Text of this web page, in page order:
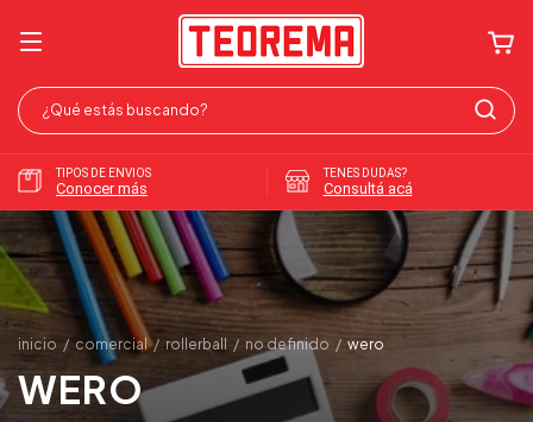
TIPOS DE ENVIOS
Conocer más
TENES DUDAS?
Consultá acá
inicio / comercial / rollerball / no definido / wero
WERO